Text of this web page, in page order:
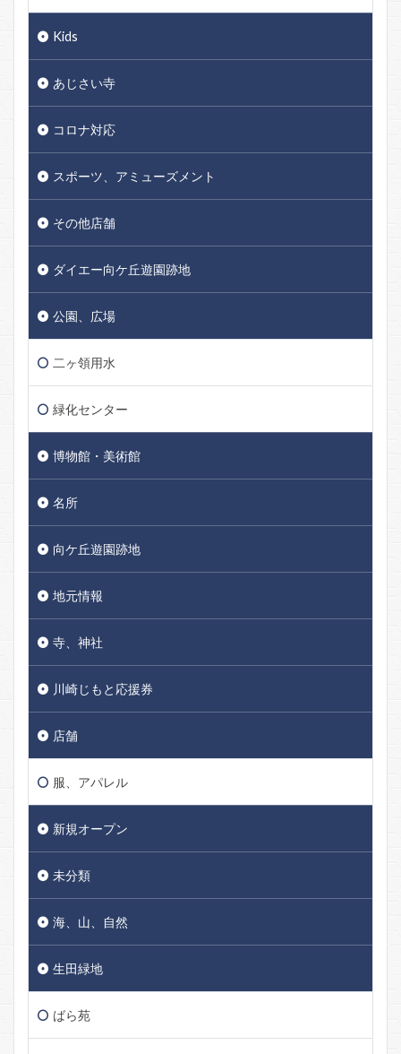
Kids
あじさい寺
コロナ対応
スポーツ、アミューズメント
その他店舗
ダイエー向ケ丘遊園跡地
公園、広場
二ヶ領用水
緑化センター
博物館・美術館
名所
向ケ丘遊園跡地
地元情報
寺、神社
川崎じもと応援券
店舗
服、アパレル
新規オープン
未分類
海、山、自然
生田緑地
ばら苑